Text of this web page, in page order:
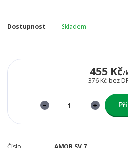
Dostupnost Skladem
455 Kč/
376 Kč bez